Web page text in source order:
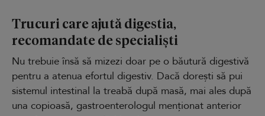
Trucuri care ajută digestia,
recomandate de specialiști
Nu trebuie însă să mizezi doar pe o băutură digestivă
pentru a atenua efortul digestiv. Dacă dorești să pui
sistemul intestinal la treabă după masă, mai ales după
una copioasă, gastroenterologul menționat anterior